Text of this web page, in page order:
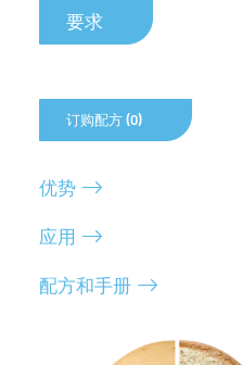
要求
订购配方 (0)
优势
应用
配方和手册